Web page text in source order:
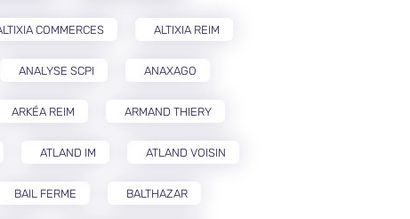
COMMERCES ALTIXIA REIM
ANALYSE SCPI ANAXAGO
ARKÉA REIM ARMAND THIERY
ATLAND IM ATLAND VOISIN
BAIL FERME BALTHAZAR